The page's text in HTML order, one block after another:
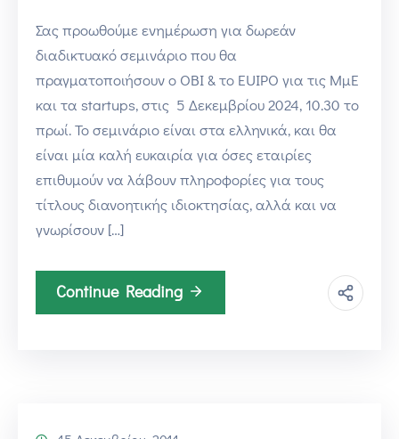
Σας προωθούμε ενημέρωση για δωρεάν
διαδικτυακό σεμινάριο που θα
πραγματοποιήσουν ο ΟΒΙ & το EUIPO για τις ΜμΕ
και τα startups, στις 5 Δεκεμβρίου 2024, 10.30 το
πρωί. Το σεμινάριο είναι στα ελληνικά, και θα
είναι μία καλή ευκαιρία για όσες εταιρίες
επιθυμούν να λάβουν πληροφορίες για τους
τίτλους διανοητικής ιδιοκτησίας, αλλά και να
γνωρίσουν […]
Continue Reading